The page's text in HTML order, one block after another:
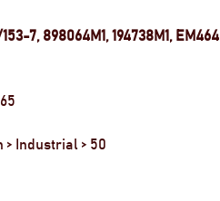
7, 898064M1, 194738M1, EM464
Industrial > 50